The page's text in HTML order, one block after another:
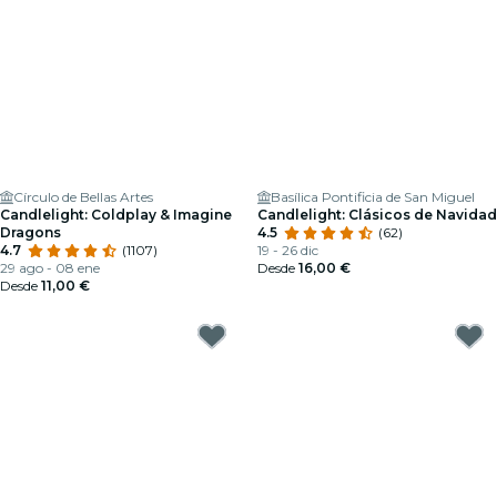
Círculo de Bellas Artes
Candlelight: Coldplay & Imagine
Dragons
4.7
(1107)
29 ago - 08 ene
Desde 11,00 €
Basílica Pontificia de San Miguel
Candlelight: Clásicos de Navidad
4.5
(62)
19 - 26 dic
Desde 16,00 €